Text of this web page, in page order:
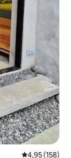
4,95 de uma
4,95 (158)